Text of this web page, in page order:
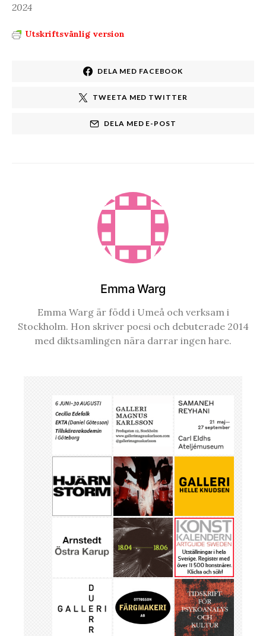
2024
Utskriftsvänlig version
DELA MED FACEBOOK
TWEETA MED TWITTER
DELA MED E-POST
Emma Warg
Emma Warg är född i Umeå och verksam i
Stockholm. Hon skriver poesi och debuterade 2014
med diktsamlingen nära darrar ingen hare.